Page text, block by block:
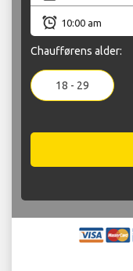
Chaufførens alder:
18 - 29